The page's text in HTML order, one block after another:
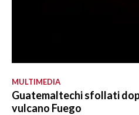
MULTIMEDIA
Guatemaltechi sfollati
vulcano Fuego